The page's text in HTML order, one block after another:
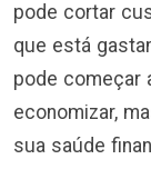
pode cortar
que está
pode começar
economizar,
sua saúde